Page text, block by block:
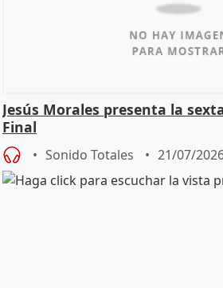
Jesús Morales presenta la
Final
Sonido Totales 21/07/